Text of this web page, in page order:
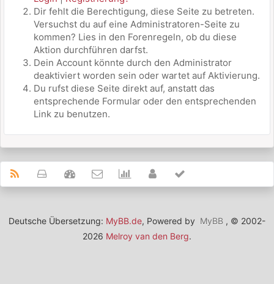
Dir fehlt die Berechtigung, diese Seite zu betreten.
Versuchst du auf eine Administratoren-Seite zu
kommen? Lies in den Forenregeln, ob du diese
Aktion durchführen darfst.
Dein Account könnte durch den Administrator
deaktiviert worden sein oder wartet auf Aktivierung.
Du rufst diese Seite direkt auf, anstatt das
entsprechende Formular oder den entsprechenden
Link zu benutzen.
Deutsche Übersetzung: MyBB.de, Powered by MyBB , © 2002-
2026 Melroy van den Berg.